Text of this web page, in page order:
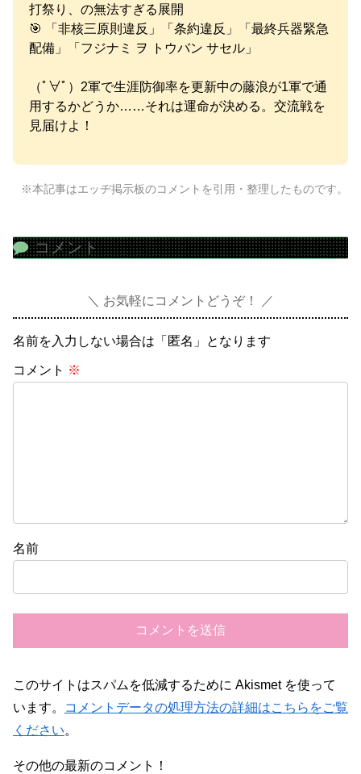
打祭り、の無法すぎる展開
🎯 「非核三原則違反」「条約違反」「最終兵器緊急
配備」「フジナミ ヲ トウバン サセル」
（ﾟ∀ﾟ）2軍で生涯防御率を更新中の藤浪が1軍で通
用するかどうか……それは運命が決める。交流戦を
見届けよ！
※本記事はエッヂ掲示板のコメントを引用・整理したものです。
コメント
お気軽にコメントどうぞ！
名前を入力しない場合は「匿名」となります
コメント ※
名前
このサイトはスパムを低減するために Akismet を使って
います。
コメントデータの処理方法の詳細はこちらをご覧
ください。
その他の最新のコメント！